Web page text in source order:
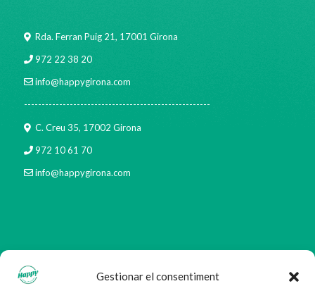
Gestionar el consentiment
Rda. Ferran Puig 21, 17001 Girona
972 22 38 20
info@happygirona.com
-----------------------------------------------------
C. Creu 35, 17002 Girona
972 10 61 70
info@happygirona.com
Arroz negro con gambas en Girona: sabor de mar listo para llevar